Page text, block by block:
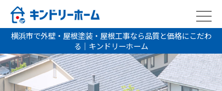
横浜市で外壁・屋根塗装・屋根工事なら品質と価格にこだわ
る｜キンドリーホーム